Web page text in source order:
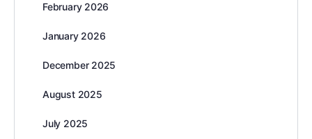
February 2026
January 2026
December 2025
August 2025
July 2025